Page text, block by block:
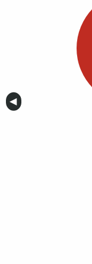
Anterior
◀︎